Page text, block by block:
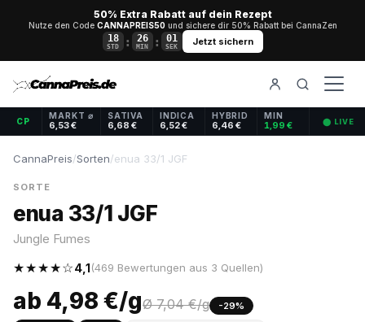
50% Extra Rabatt auf dein Rezept
Nutze den Code CANNAPREIS50und sichere dir 50% Rabatt bei CannaZen
18
STD : 26
MIN : 00
SEK Jetzt sichern
CP
MARKT ⌀
6,53 €
SATIVA
6,68 €
INDICA
6,52 €
HYBRID
6,46 €
MIN
1,99 € ⬤ LIVE
CannaPreis/Sorten/enua 33/1 JGF
SORTE
enua 33/1 JGF
Jungle Fumes
★★★★☆4,1(469 Bewertungen aus 3 Quellen)
ab 4,98 €/gØ 7,04 €/g
-29%